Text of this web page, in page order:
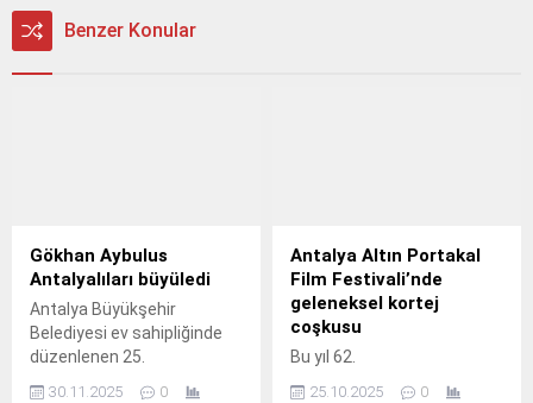
Benzer Konular
Gökhan Aybulus
Antalyalıları büyüledi
​Antalya Büyükşehir
Belediyesi ev sahipliğinde
düzenlenen 25.
30.11.2025 0
Antalya Altın Portakal
Film Festivali’nde
geleneksel kortej
coşkusu
Bu yıl 62.
25.10.2025 0